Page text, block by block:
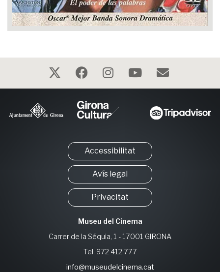
Accessibilitat
Avís legal
Privacitat
Museu del Cinema
Carrer de la Séquia, 1 - 17001 GIRONA
Tel. 972 412 777
info@museudelcinema.cat